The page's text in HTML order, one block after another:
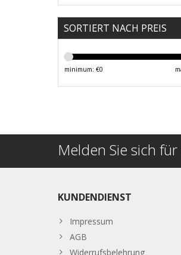
SORTIERT NACH PREIS
minimum: €0
Melden Sie sich
KUNDENDIENST
Impressum
AGB
Widerrufsbelehrung